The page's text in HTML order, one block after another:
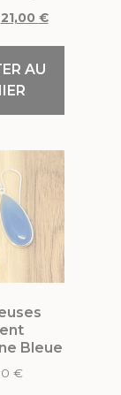
21,00 €
AU
Bleue
€